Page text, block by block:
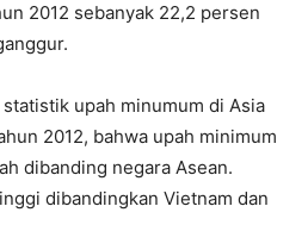
2012 sebanyak 22,2 persen
upah minumum di Asia
2012, bahwa upah minimum
dibanding negara Asean.
dibandingkan Vietnam dan